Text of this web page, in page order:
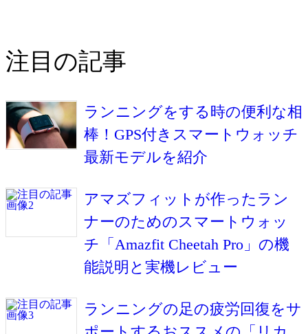
注目の記事
ランニングをする時の便利な相
棒！GPS付きスマートウォッチ
最新モデルを紹介
アマズフィットが作ったラン
ナーのためのスマートウォッ
チ「Amazfit Cheetah Pro」の機
能説明と実機レビュー
ランニングの足の疲労回復をサ